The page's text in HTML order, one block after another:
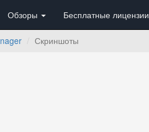
Обзоры Бесплатные лицензии
Скриншоты